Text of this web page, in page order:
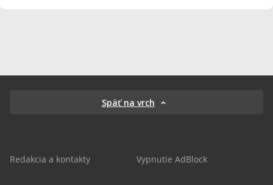
Späť na vrch
Redakcia a kontakty Vypnutie AdBlock